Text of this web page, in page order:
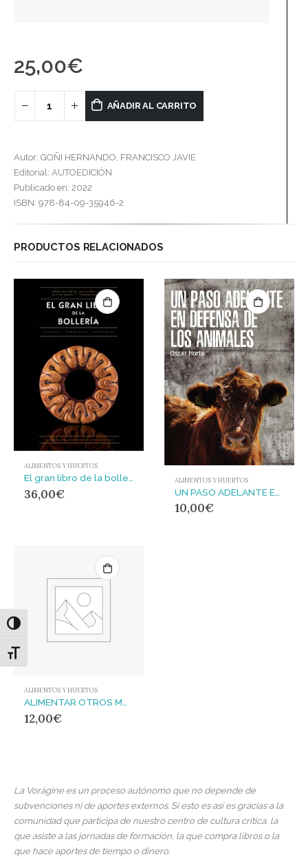
Alternar alto contraste
Alternar tamaño de letra
25,00€
AÑADIR AL CARRITO
Autor: GOÑI HERNANDO, FRANCISCO JAVIE
Editorial: AUTOEDICIÓN
Publicado en: 2022
ISBN: 978-84-09-35946-2
PRODUCTOS RELACIONADOS
ALIMENTOS Y HUERTOS
El gran libro de la bollería : Clásica • De tendencia • De prestigio
36,00€
ALIMENTOS Y HUERTOS
10,00€
ALIMENTOS Y HUERTOS
ALIMENTAR OTROS MODELOS : GUÍA DIDÁCTICA SOBRE ALIMENTACIÓN SOSTENIBLE
12,00€
La Vorágine es un proceso autónomo que no depende de
subvenciones ni de aportes externos. Si esto es así es gracias a la
comunidad que participa de nuestro centro de cultura crítica, la
que asiste a las jornadas de formación, la que compra libros o la
que hace aportes de tiempo o dinero.